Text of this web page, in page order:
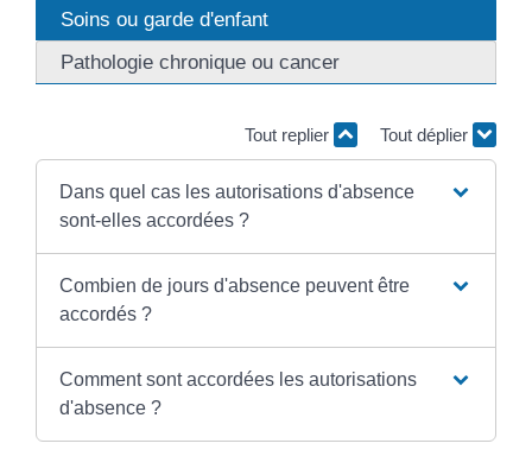
Soins ou garde d'enfant
Pathologie chronique ou cancer
Tout replier Tout déplier
Dans quel cas les autorisations d'absence
sont-elles accordées ?
Combien de jours d'absence peuvent être
accordés ?
Comment sont accordées les autorisations
d'absence ?